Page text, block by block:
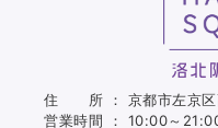
住 所 ： 京都市左京区
営業時間 ： 10:00～